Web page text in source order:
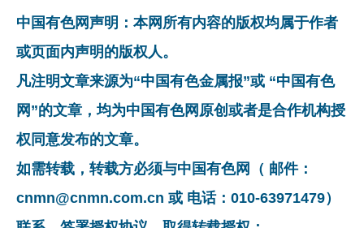
中国有色网声明：本网所有内容的版权均属于作者
或页面内声明的版权人。
凡注明文章来源为“中国有色金属报”或 “中国有色
网”的文章，均为中国有色网原创或者是合作机构授
权同意发布的文章。
如需转载，转载方必须与中国有色网（ 邮件：
cnmn@cnmn.com.cn 或 电话：010-63971479）